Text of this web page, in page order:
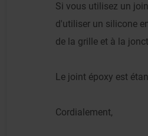
Si vous utilisez un
d'utiliser un silicone
de la grille et à la
Le joint époxy est
Cordialement,